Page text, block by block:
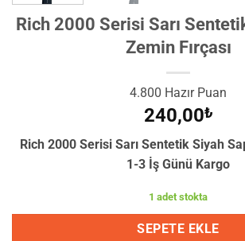
Rich 2000 Serisi Sarı
Zemin Fırçası
4.800 Hazır Puan
240,00₺
Rich 2000 Serisi Sarı Sentetik Siyah
1-3 İş Günü Kargo
1 adet stokta
SEPETE EKLE